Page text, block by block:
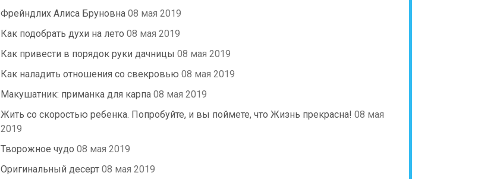
Фрейндлих Алиса Бруновна 08 мая 2019
Как подобрать духи на лето 08 мая 2019
Как привести в порядок руки дачницы 08 мая 2019
Как наладить отношения со свекровью 08 мая 2019
Макушатник: приманка для карпа 08 мая 2019
Жить со скоростью ребенка. Попробуйте, и вы поймете, что Жизнь прекрасна! 08 мая
2019
Творожное чудо 08 мая 2019
Оригинальный десерт 08 мая 2019